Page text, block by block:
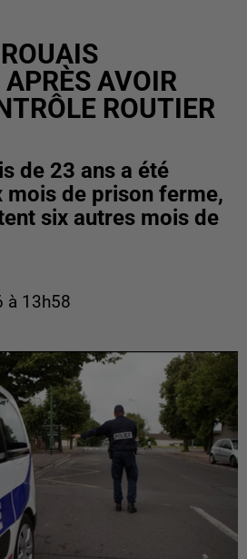
AVOIR
ROUTIER
de 23 ans a été
mois de prison ferme,
six autres mois de
à 13h58